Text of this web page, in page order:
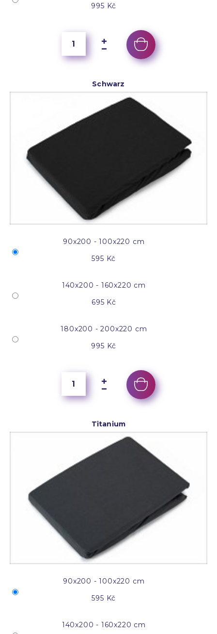
995 Kč
Schwarz
90x200 - 100x220 cm
595 Kč
140x200 - 160x220 cm
695 Kč
180x200 - 200x220 cm
995 Kč
Titanium
90x200 - 100x220 cm
595 Kč
140x200 - 160x220 cm